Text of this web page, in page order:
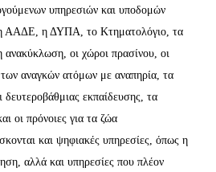
υπηρεσιών και υποδομών
η ΑΑΔΕ, η ΔΥΠΑ, το Κτηματολόγιο, τα
οι χώροι πρασίνου, οι
αναγκών ατόμων με αναπηρία, τα
δευτεροβάθμιας εκπαίδευσης, τα
οι πρόνοιες για τα ζώα
και ψηφιακές υπηρεσίες, όπως η
αλλά και υπηρεσίες που πλέον